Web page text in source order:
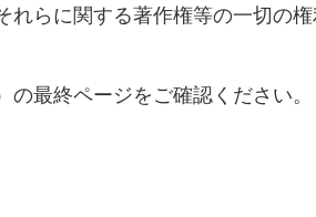
らに関する著作権等の一切の
最終ページをご確認ください。